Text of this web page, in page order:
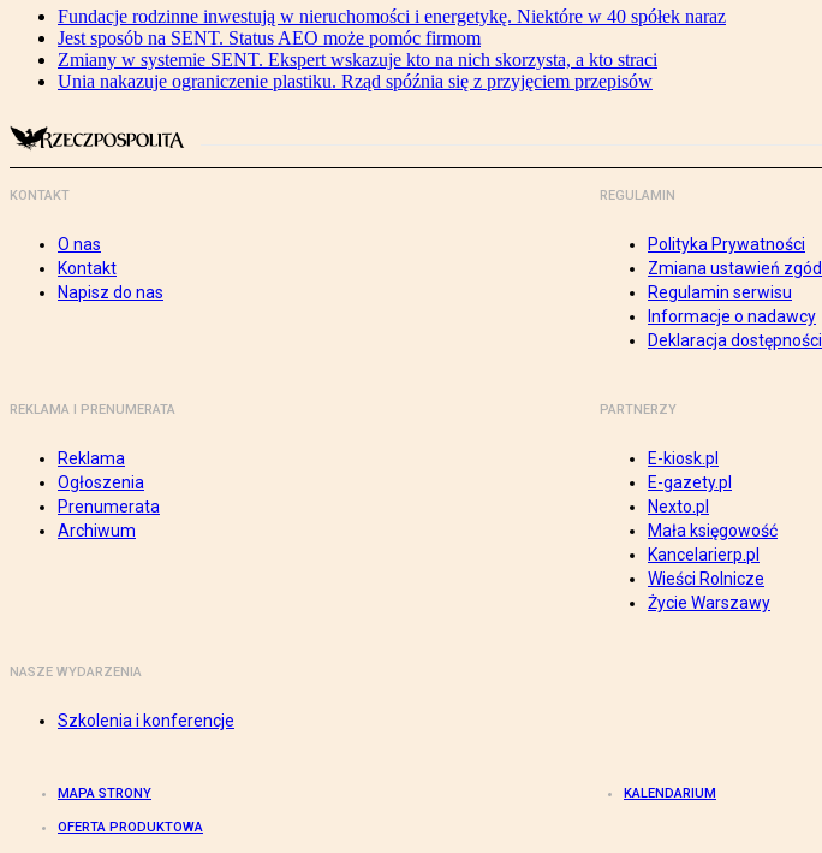
Fundacje rodzinne inwestują w nieruchomości i energetykę. Niektóre w 40 spółek naraz
Jest sposób na SENT. Status AEO może pomóc firmom
Zmiany w systemie SENT. Ekspert wskazuje kto na nich skorzysta, a kto straci
Unia nakazuje ograniczenie plastiku. Rząd spóźnia się z przyjęciem przepisów
KONTAKT
O nas
Kontakt
Napisz do nas
REGULAMIN
Polityka Prywatności
Zmiana ustawień zgód
Regulamin serwisu
Informacje o nadawcy
Deklaracja dostępności
REKLAMA I PRENUMERATA
Reklama
Ogłoszenia
Prenumerata
Archiwum
PARTNERZY
E-kiosk.pl
E-gazety.pl
Nexto.pl
Mała księgowość
Kancelarierp.pl
Wieści Rolnicze
Życie Warszawy
NASZE WYDARZENIA
Szkolenia i konferencje
MAPA STRONY KALENDARIUM
OFERTA PRODUKTOWA